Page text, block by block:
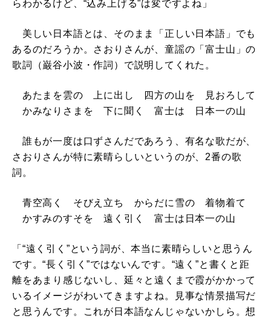
らわかるけど、“込み上げる”は変ですよね」
美しい日本語とは、そのまま「正しい日本語」でも
あるのだろうか。さおりさんが、童謡の「富士山」の
歌詞（巌谷小波・作詞）で説明してくれた。
あたまを雲の 上に出し 四方の山を 見おろして
かみなりさまを 下に聞く 富士は 日本一の山
誰もが一度は口ずさんだであろう、有名な歌だが、
さおりさんが特に素晴らしいというのが、2番の歌
詞。
青空高く そびえ立ち からだに雪の 着物着て
かすみのすそを 遠く引く 富士は日本一の山
「“遠く引く”という詞が、本当に素晴らしいと思うん
です。“長く引く”ではないんです。“遠く”と書くと距
離をあまり感じないし、延々と遠くまで霞がかかって
いるイメージがわいてきますよね。見事な情景描写だ
と思うんです。これが日本語なんじゃないかしら。想